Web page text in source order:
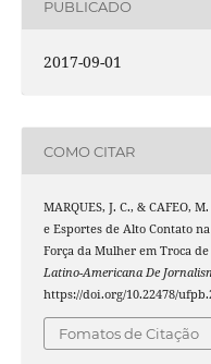
PUBLICADO
2017-09-01
COMO CITAR
MARQUES, J. C., & CAFEO,
e Esportes de Alto Contato
Força da Mulher em Troca
Latino-Americana De
https://doi.org/10.22478/
Fomatos de Citação